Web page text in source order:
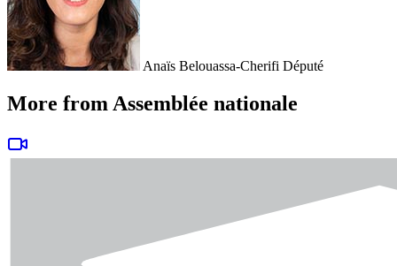
Anaïs Belouassa-Cherifi Député
More from Assemblée nationale